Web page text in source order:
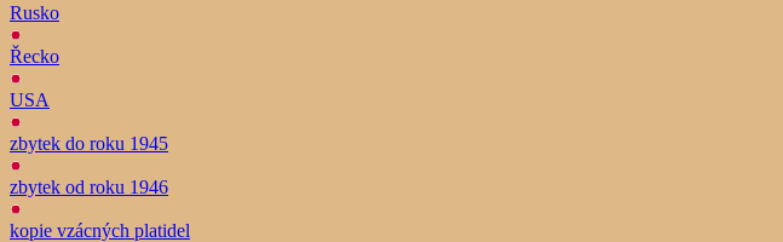
Rusko
Řecko
USA
zbytek do roku 1945
zbytek od roku 1946
kopie vzácných platidel